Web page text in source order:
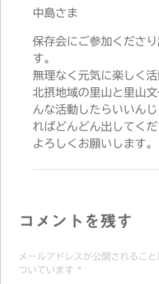
中島さま
保存会にご参加くださ
す。
無理なく元気に楽しく活
北摂地域の里山と里山
んな活動したらいいん
ればどんどん出してくだ
よろしくお願いします。
コメントを残す
メールアドレスが公開されるこ
ついています *